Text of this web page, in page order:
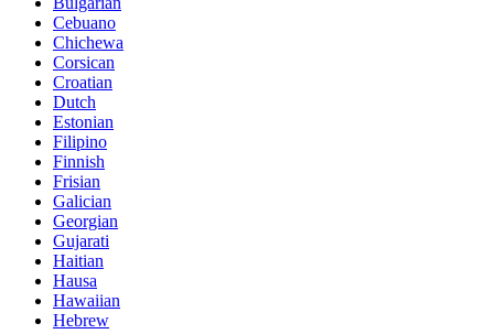
Cebuano
Chichewa
Corsican
Croatian
Dutch
Estonian
Filipino
Finnish
Frisian
Galician
Georgian
Gujarati
Haitian
Hausa
Hawaiian
Hebrew